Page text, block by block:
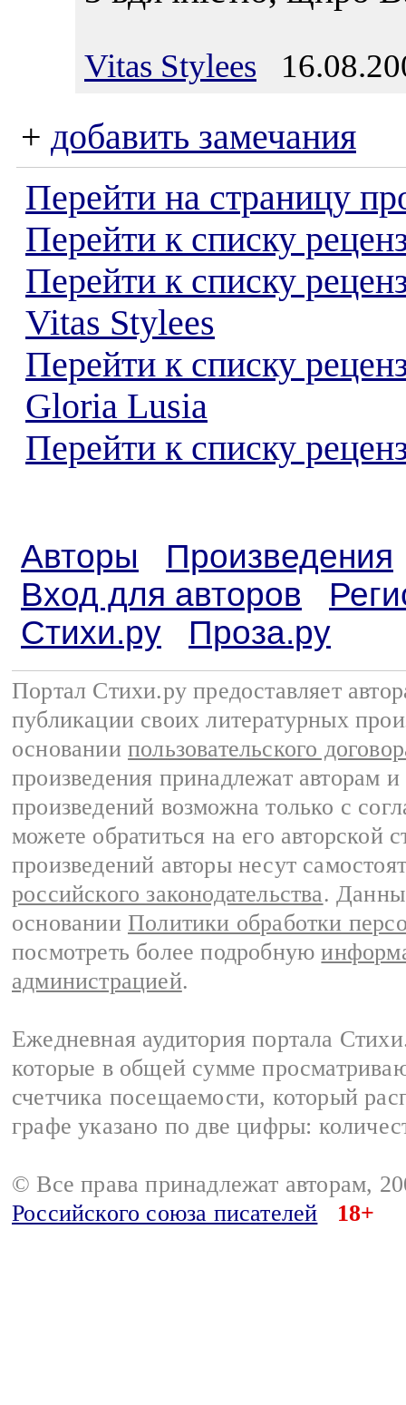
Vitas Stylees
+ добавить замечания
Перейти на страницу
Перейти к списку
Перейти к списку
Vitas Stylees
Перейти к списку
Gloria Lusia
Перейти к списку
Авторы
Произведения
Вход для авторов
Стихи.ру
Проза.ру
Портал Стихи.ру предоставляет
публикации своих литературных
основании пользовательского
произведения принадлежат авторам
произведений возможна только с
можете обратиться на его авторской
произведений авторы несут
российского законодательства.
основании Политики обработки
посмотреть более подробную
администрацией.
Ежедневная аудитория портала
которые в общей сумме
счетчика посещаемости, который
графе указано по две цифры:
© Все права принадлежат авторам,
Российского союза писателей
18+